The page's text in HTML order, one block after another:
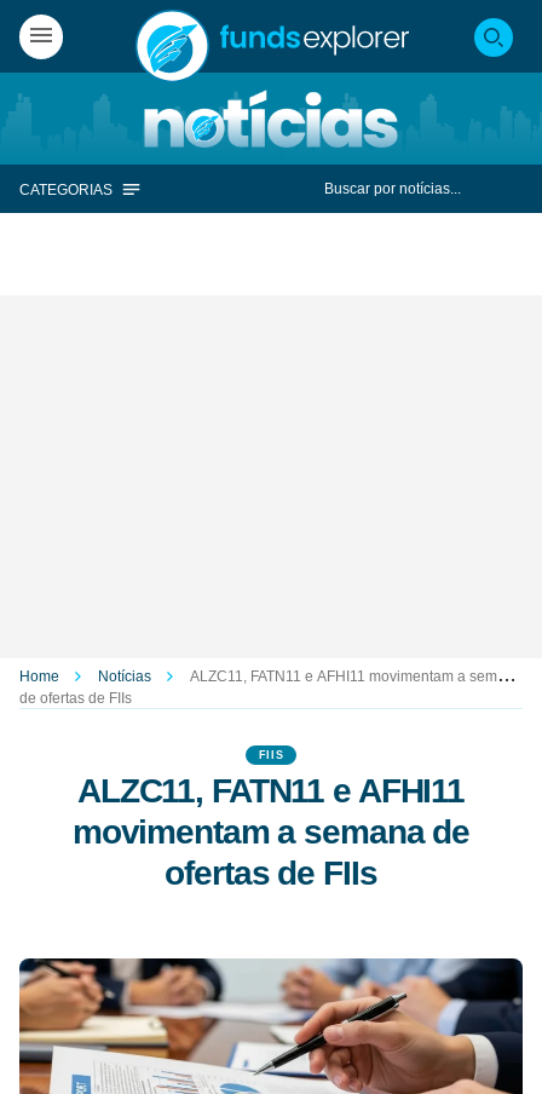
CATEGORIAS
Home Notícias
ALZC11, FATN11 e AFHI11 movimentam a semana
de ofertas de FIIs
FIIS
ALZC11, FATN11 e AFHI11
movimentam a semana de
ofertas de FIIs